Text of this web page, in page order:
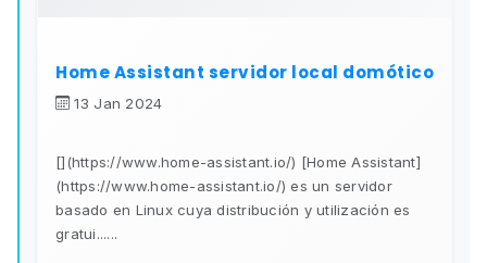
Home Assistant servidor local domótico
13 Jan 2024
[](https://www.home-assistant.io/) [Home Assistant]
(https://www.home-assistant.io/) es un servidor
basado en Linux cuya distribución y utilización es
gratui......